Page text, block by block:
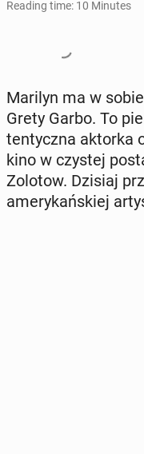
Reading time: 10 Minutes
Marilyn ma w
Grety Garbo. To
t­en­ty­cz­na aktorka
kino w czystej
Zolotow. Dzisiaj
amerykańskiej